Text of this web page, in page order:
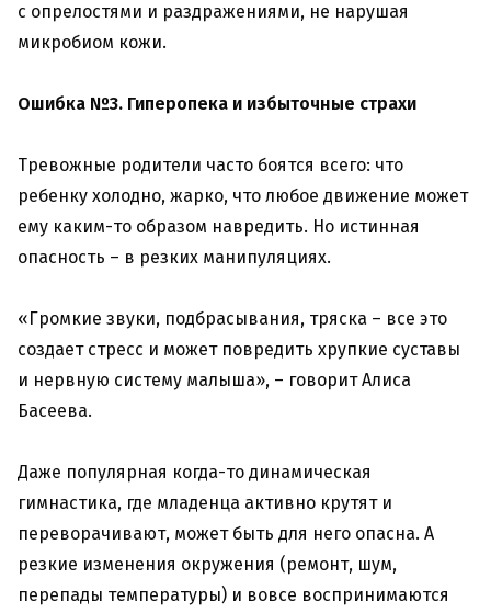
с опрелостями и раздражениями, не нарушая
микробиом кожи.
Ошибка №3. Гиперопека и избыточные страхи
Тревожные родители часто боятся всего: что
ребенку холодно, жарко, что любое движение может
ему каким-то образом навредить. Но истинная
опасность – в резких манипуляциях.
«Громкие звуки, подбрасывания, тряска – все это
создает стресс и может повредить хрупкие суставы
и нервную систему малыша», – говорит Алиса
Басеева.
Даже популярная когда-то динамическая
гимнастика, где младенца активно крутят и
переворачивают, может быть для него опасна. А
резкие изменения окружения (ремонт, шум,
перепады температуры) и вовсе воспринимаются